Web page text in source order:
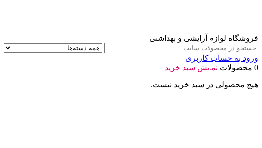
فروشگاه لوازم آرایشی و بهداشتی
ورود به حساب کاربری
0 محصولات
نمایش سبد خرید
هیچ محصولی در سبد خرید نیست.